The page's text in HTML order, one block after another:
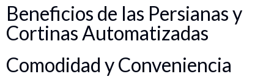
Beneficios de las Persianas y
Cortinas Automatizadas
Comodidad y Conveniencia